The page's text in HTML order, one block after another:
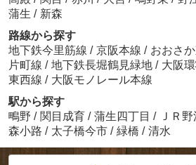
蒲生 / 新森
路線から探す
地下鉄今里筋線 / 京阪本線 / おおさ
片町線 / 地下鉄長堀鶴見緑地 / 大阪
東西線 / 大阪モノレール本線
駅から探す
鴫野 / 関目成育 / 蒲生四丁目 / ＪＲ野
森小路 / 太子橋今市 / 緑橋 / 清水